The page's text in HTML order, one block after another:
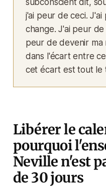
subconscient dit,
j'ai peur de ceci.
change. J'ai peur
peur de devenir
dans l'écart entre
cet écart est tout le
Libérer le
pourquoi
Neville n'est
de 30 jours